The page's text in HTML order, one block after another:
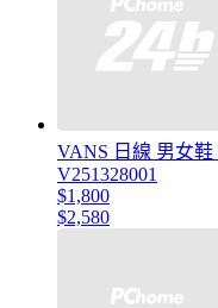
VANS 日線 男女
V251328001
$1,800
$2,580